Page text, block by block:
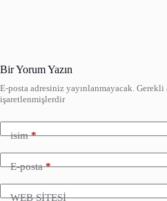
Bir Yorum Yazın
E-posta adresiniz yayınlanmayacak. Gerekli
işaretlenmişlerdir
isim*
E-posta*
WEB SİTESİ